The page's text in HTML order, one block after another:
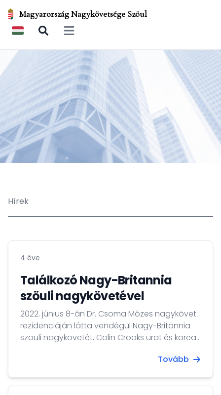
Magyarország Nagykövetsége Szöul
Open main menu
Hírek
4 éve
Találkozó Nagy-Britannia
szöuli nagykövetével
2022. június 8-án Dr. Csoma Mózes nagykövet
rezidenciáján látta vendégül Nagy-Britannia
szöuli nagykövetét, Colin Crooks urat és koreai
Tovább